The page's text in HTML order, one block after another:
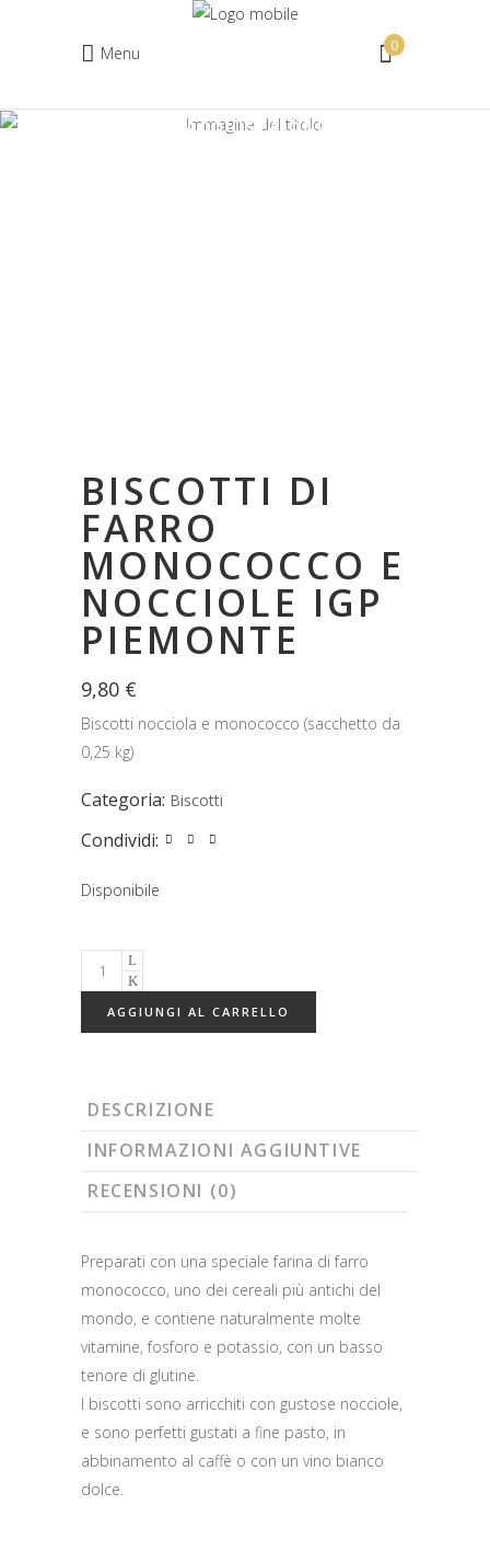
Menu 0
ACQUISTA ONLINE
BISCOTTI DI
FARRO
MONOCOCCO E
NOCCIOLE IGP
PIEMONTE
9,80 €
Biscotti nocciola e monococco (sacchetto da
0,25 kg)
Categoria: Biscotti
Condividi:
Disponibile
Biscotti
di
farro
nocciole
IGP
Piemonte
quantità
AGGIUNGI AL CARRELLO
DESCRIZIONE
INFORMAZIONI AGGIUNTIVE
RECENSIONI (0)
Preparati con una speciale farina di farro
monococco, uno dei cereali più antichi del
mondo, e contiene naturalmente molte
vitamine, fosforo e potassio, con un basso
tenore di glutine.
I biscotti sono arricchiti con gustose nocciole,
e sono perfetti gustati a fine pasto, in
abbinamento al caffè o con un vino bianco
dolce.